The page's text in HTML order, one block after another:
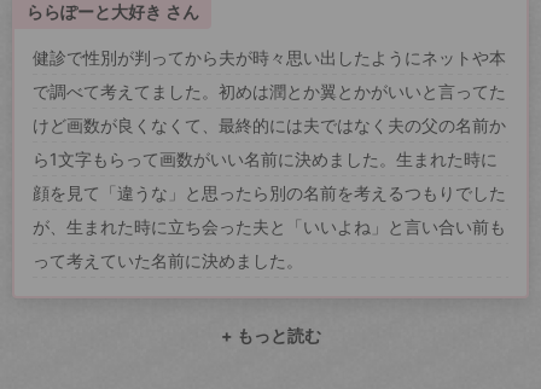
ららぽーと大好き さん
健診で性別が判ってから夫が時々思い出したようにネットや本
で調べて考えてました。初めは潤とか翼とかがいいと言ってた
けど画数が良くなくて、最終的には夫ではなく夫の父の名前か
ら1文字もらって画数がいい名前に決めました。生まれた時に
顔を見て「違うな」と思ったら別の名前を考えるつもりでした
が、生まれた時に立ち会った夫と「いいよね」と言い合い前も
って考えていた名前に決めました。
+ もっと読む